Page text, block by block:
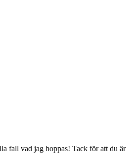
fall vad jag hoppas! Tack för att du är